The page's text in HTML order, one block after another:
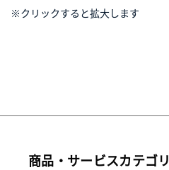
※クリックすると拡大します
商品・サービスカテゴリ